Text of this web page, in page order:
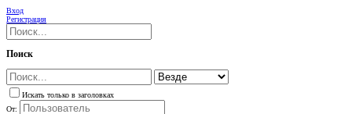
Вход
Регистрация
Поиск
Искать только в заголовках
От: